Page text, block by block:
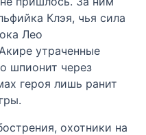
Клэя, чья сила
Лео
утраченные
шпионит через
героя лишь ранит
охотники на